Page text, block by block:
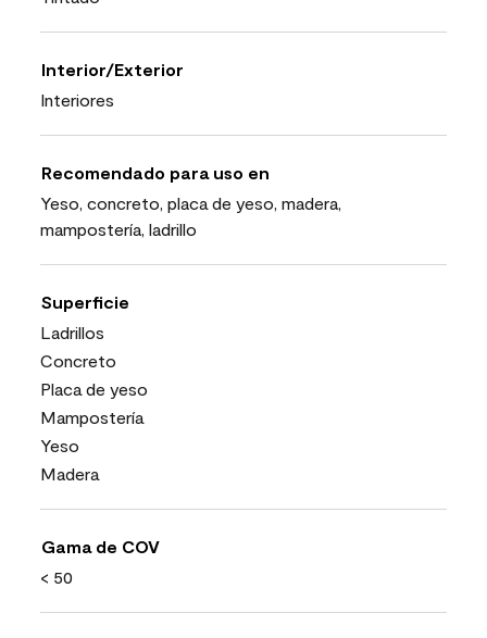
Interior/Exterior
Interiores
Recomendado para uso en
Yeso, concreto, placa de yeso, madera,
mampostería, ladrillo
Superficie
Ladrillos
Concreto
Placa de yeso
Mampostería
Yeso
Madera
Gama de COV
< 50